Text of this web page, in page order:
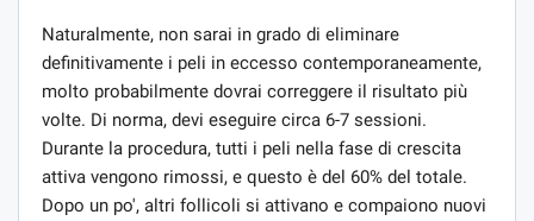
Naturalmente, non sarai in grado di eliminare
definitivamente i peli in eccesso contemporaneamente,
molto probabilmente dovrai correggere il risultato più
volte. Di norma, devi eseguire circa 6-7 sessioni.
Durante la procedura, tutti i peli nella fase di crescita
attiva vengono rimossi, e questo è del 60% del totale.
Dopo un po', altri follicoli si attivano e compaiono nuovi